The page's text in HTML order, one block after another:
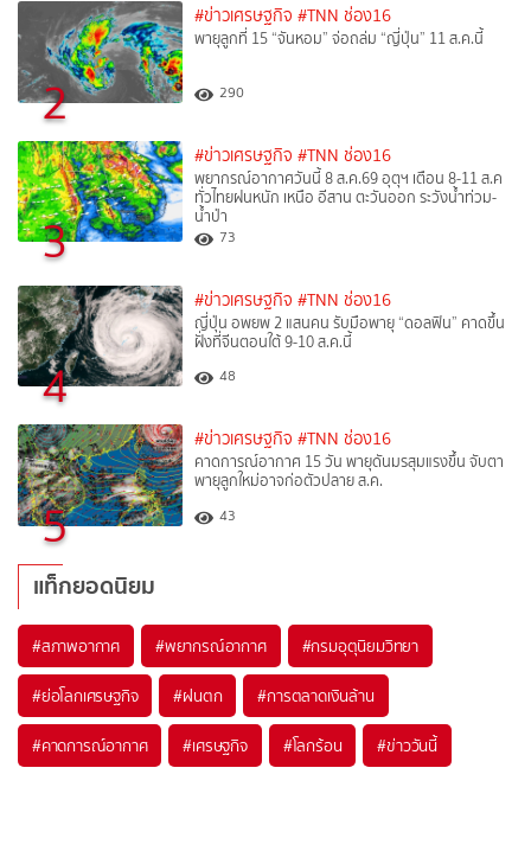
2
#ข่าวเศรษฐกิจ #TNN ช่อง16
พายุลูกที่ 15 “จันหอม” จ่อถล่ม “ญี่ปุ่น” 11 ส.ค.นี้
290
3
#ข่าวเศรษฐกิจ #TNN ช่อง16
พยากรณ์อากาศวันนี้ 8 ส.ค.69 อุตุฯ เตือน 8-11 ส.ค
ทั่วไทยฝนหนัก เหนือ อีสาน ตะวันออก ระวังน้ำท่วม-
น้ำป่า
73
4
#ข่าวเศรษฐกิจ #TNN ช่อง16
ญี่ปุ่น อพยพ 2 แสนคน รับมือพายุ “ดอลฟิน” คาดขึ้น
ฝั่งที่จีนตอนใต้ 9-10 ส.ค.นี้
48
5
#ข่าวเศรษฐกิจ #TNN ช่อง16
คาดการณ์อากาศ 15 วัน พายุดันมรสุมแรงขึ้น จับตา
พายุลูกใหม่อาจก่อตัวปลาย ส.ค.
43
แท็กยอดนิยม
#สภาพอากาศ #พยากรณ์อากาศ #กรมอุตุนิยมวิทยา
#ย่อโลกเศรษฐกิจ #ฝนตก #การตลาดเงินล้าน
#คาดการณ์อากาศ #เศรษฐกิจ #โลกร้อน #ข่าววันนี้